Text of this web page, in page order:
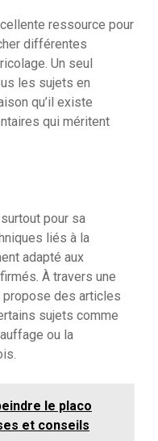
ressource pour
différentes
Un seul
les sujets en
qu’il existe
qui méritent
pour sa
liés à la
adapté aux
À travers une
propose des articles
sujets comme
ou la
le placo
et conseils